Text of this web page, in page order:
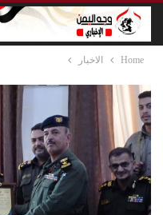
Home الاخبار